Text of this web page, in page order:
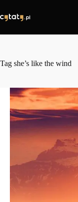
treści
Tag she’s like the wind